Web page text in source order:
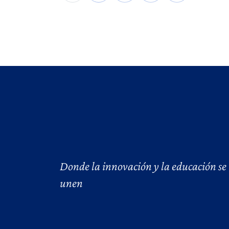
Donde la innovación y la educación se
unen